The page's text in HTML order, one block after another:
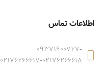
اطلاعات تماس
09371900727-
02176266617-02176266618